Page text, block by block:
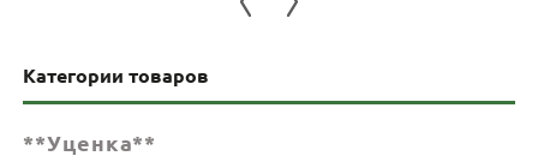
Категории товаров
**Уценка**